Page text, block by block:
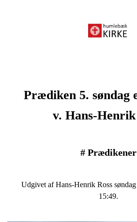
Prædiken 5. søndag
v. Hans-Henrik
# Prædikener
Udgivet af Hans-Henrik Ross
15:49.